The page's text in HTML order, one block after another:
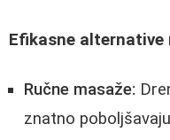
Efikasne alternative
Ručne masaže:
znatno